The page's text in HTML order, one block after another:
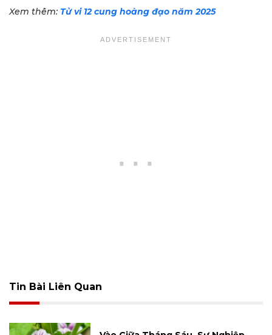
Xem thêm: Tử vi 12 cung hoàng đạo năm 2025
Tin Bài Liên Quan